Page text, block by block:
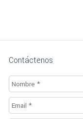
Contáctenos